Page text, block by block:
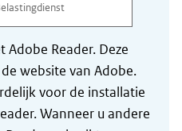
Reader. Deze
website van Adobe.
voor de installatie
Wanneer u andere